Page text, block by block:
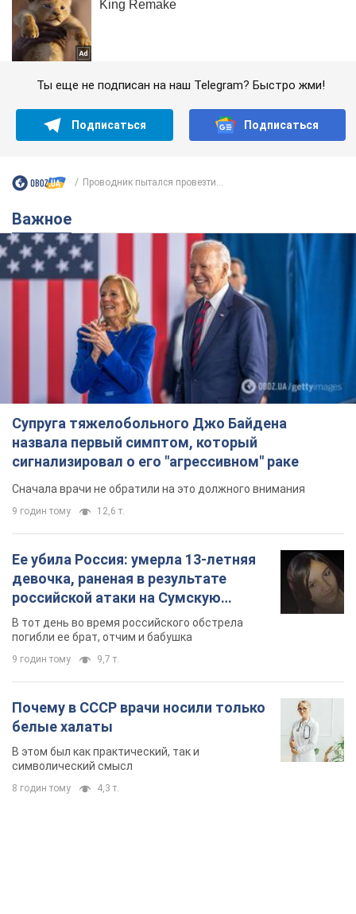
Ты еще не подписан на наш Telegram? Быстро жми!
Подписаться Подписаться
Проводник пытался провезти...
Важное
Супруга тяжелобольного Джо Байдена
назвала первый симптом, который
сигнализировал о его "агрессивном" раке
Сначала врачи не обратили на это должного внимания
9 годин тому 12,6 т.
Ее убила Россия: умерла 13-летняя
девочка, раненая в результате
российской атаки на Сумскую
область. Фото
В тот день во время российского обстрела
погибли ее брат, отчим и бабушка
9 годин тому 9,7 т.
Почему в СССР врачи носили только
белые халаты
В этом был как практический, так и
символический смысл
8 годин тому 4,3 т.